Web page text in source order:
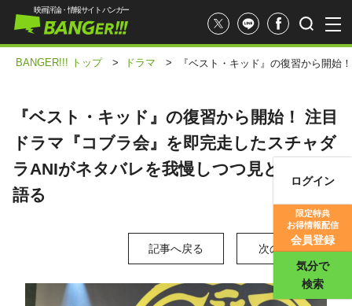
映画評価
映画評論・情報サイト バンガー
ログイン
限定特典
お得情報配信
会員登録
気分で
検索
BANGER!!! トップ > ドラマ > 『ベスト・キッド』の復習から開始
『ベスト・キッド』の復習から開始！ 注目
ドラマ『コブラ会』を即完走したスチャダ
ラANIがネタバレを我慢しつつ見どころを
語る
記事へ戻る 次の写真 >